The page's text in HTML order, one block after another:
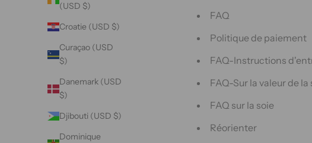
(USD $)
Croatie (USD $)
Curaçao (USD
$)
Danemark (USD
$)
Djibouti (USD $)
Dominique
FAQ
Politique de paiement
FAQ-Instructions
FAQ-Sur la valeur de la
FAQ sur la soie
Réorienter